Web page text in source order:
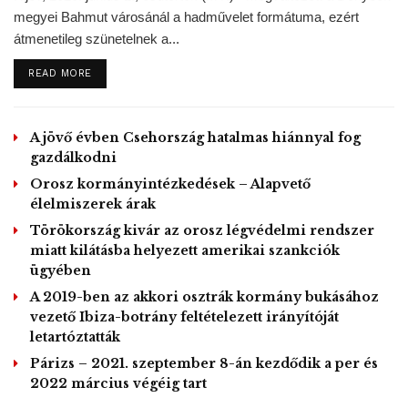
egészségbiztosító. Azokat, az érintett nőnek kell állnia,
függetlenül társadalmi helyzetétől. A kiskorúak
terhességmegszakítása a szülők beleegyezése nélkül 16
Horvátországban az azonos nemű párok nem fogadhatnak
örökbe gyermeket. Nemrég azonban az alkotmánybíróság
engedélyezte egy zágrábi homoszexuális párnak, hogy
nevelőszülőként gondoskodjon egy állami gondozott
gyerekről. Az illetékes gyermek- és jóléti központ azonban
nem hajlandó a taláros testület döntésének eleget tenni.
Nagy felháborodást keltett nemrég Vili Beros ügyvezető
egészségügyi miniszter nyilatkozata.
Újságírói kérdésre válaszolva elmondta:
szerinte a gyermekeknek jobb, ha
megyei Bahmut városánál a hadművelet formátuma, ezért
átmenetileg szünetelnek a...
READ MOREDETAILS
A jövő évben Csehország hatalmas hiánnyal fog
gazdálkodni
Orosz kormányintézkedések – Alapvető
élelmiszerek árak
Törökország kivár az orosz légvédelmi rendszer
miatt kilátásba helyezett amerikai szankciók
ügyében
A 2019-ben az akkori osztrák kormány bukásához
vezető Ibiza-botrány feltételezett irányítóját
letartóztatták
Párizs – 2021. szeptember 8-án kezdődik a per és
2022 március végéig tart